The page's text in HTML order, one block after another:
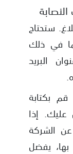
ستحتاج
في ذلك
البريد
قم بكتابة
عليك. إذا
الشركة
يفضل